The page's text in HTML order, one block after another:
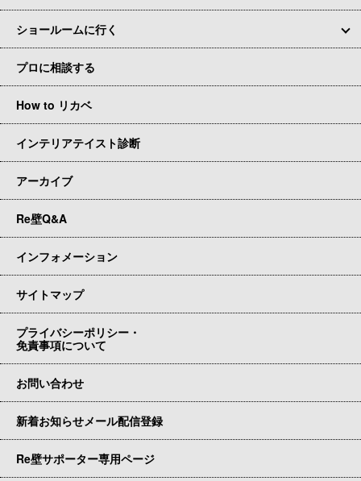
ショールームに行く
プロに相談する
How to リカベ
インテリアテイスト診断
アーカイブ
Re壁Q&A
インフォメーション
サイトマップ
プライバシーポリシー・
免責事項について
お問い合わせ
新着お知らせメール配信登録
Re壁サポーター専用ページ